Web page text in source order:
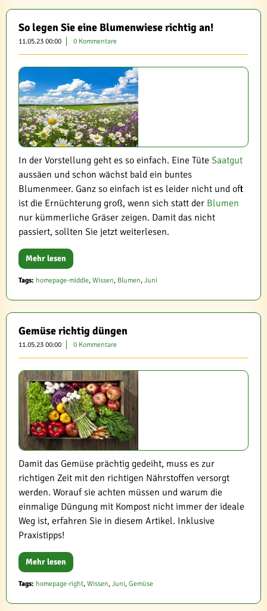
So legen Sie eine Blumenwiese richtig an!
11.05.23 00:00 0 Kommentare
In der Vorstellung geht es so einfach. Eine Tüte Saatgut
aussäen und schon wächst bald ein buntes
Blumenmeer. Ganz so einfach ist es leider nicht und oft
ist die Ernüchterung groß, wenn sich statt der Blumen
nur kümmerliche Gräser zeigen. Damit das nicht
passiert, sollten Sie jetzt weiterlesen.
Mehr lesen
Tags: homepage-middle, Wissen, Blumen, Juni
Gemüse richtig düngen
11.05.23 00:00 0 Kommentare
Damit das Gemüse prächtig gedeiht, muss es zur
richtigen Zeit mit den richtigen Nährstoffen versorgt
werden. Worauf sie achten müssen und warum die
einmalige Düngung mit Kompost nicht immer der ideale
Weg ist, erfahren Sie in diesem Artikel. Inklusive
Praxistipps!
Mehr lesen
Tags: homepage-right, Wissen, Juni, Gemüse